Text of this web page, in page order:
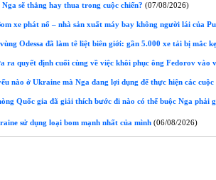
sẽ thắng hay thua trong cuộc chiến? (07/08/2026)
xe phát nổ – nhà sản xuất máy bay không người lái của
Odessa đã làm tê liệt biên giới: gần 5.000 xe tải bị mắc
ra quyết định cuối cùng về việc khôi phục ông Fedorov vào
nào ở Ukraine mà Nga đang lợi dụng để thực hiện các
Quốc gia đã giải thích bước đi nào có thể buộc Nga phải
sử dụng loại bom mạnh nhất của mình(06/08/2026)